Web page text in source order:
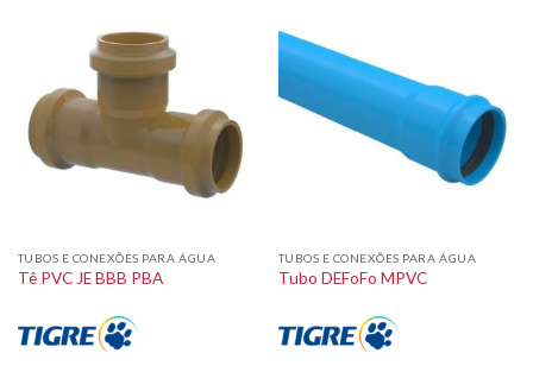
TUBOS E CONEXÕES PARA ÁGUA
Tê PVC JE BBB PBA
TUBOS E CONEXÕES PARA ÁGUA
Tubo DEFoFo MPVC